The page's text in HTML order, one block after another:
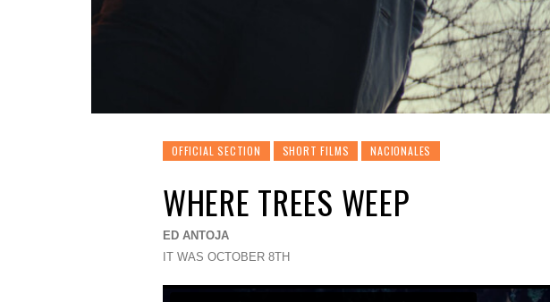
OFFICIAL SECTION SHORT FILMS NACIONALES
WHERE TREES WEEP
ED ANTOJA
IT WAS OCTOBER 8TH